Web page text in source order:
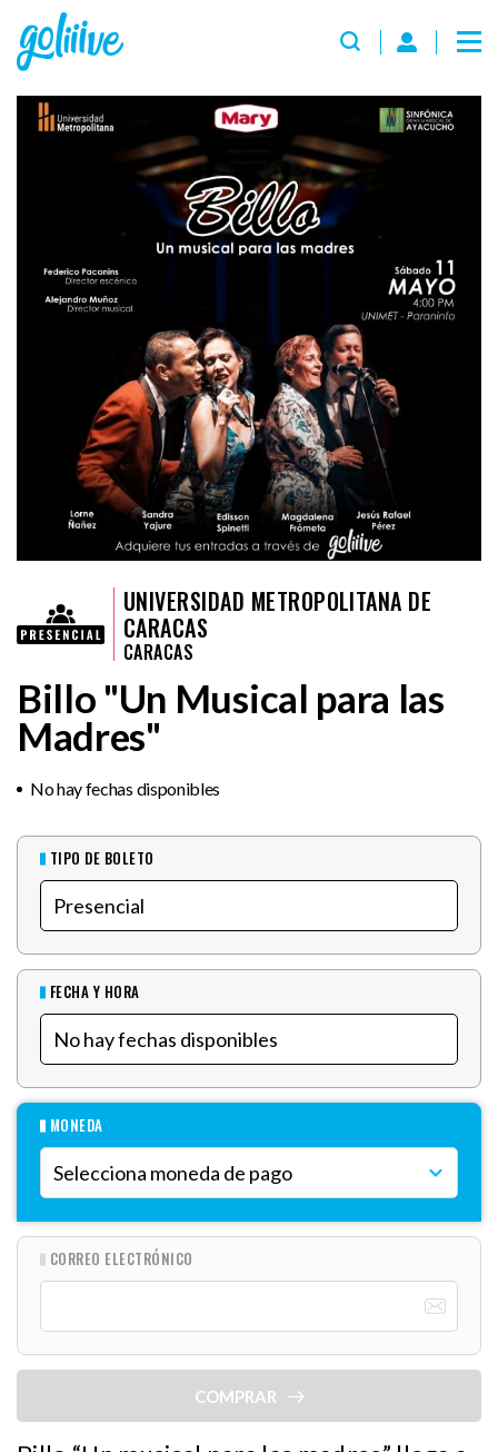
UNIVERSIDAD METROPOLITANA DE
CARACAS
CARACAS
Billo "Un Musical para las
Madres"
No hay fechas disponibles
TIPO DE BOLETO
FECHA Y HORA
MONEDA
CORREO ELECTRÓNICO
COMPRAR